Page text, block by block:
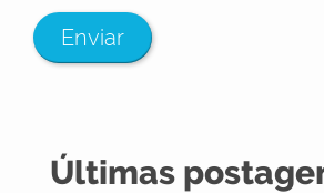
Enviar
Últimas